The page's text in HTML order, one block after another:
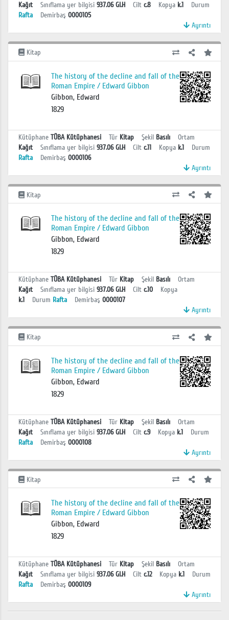
Kağıt
Sınıflama yer bilgisi 937.06 GI.H Cilt c.8 Kopya k.1
Durum
Rafta
Demirbaş 0000105
Ayrıntı
Kitap
The history of the decline and fall of the
Roman Empire / Edward Gibbon
Gibbon, Edward
1829
Kütüphane TÜBA Kütüphanesi Tür Kitap Şekil Basılı
Ortam
Kağıt
Sınıflama yer bilgisi 937.06 GI.H Cilt c.11 Kopya k.1
Durum
Rafta
Demirbaş 0000106
Ayrıntı
Kitap
The history of the decline and fall of the
Roman Empire / Edward Gibbon
Gibbon, Edward
1829
Kütüphane TÜBA Kütüphanesi Tür Kitap Şekil Basılı
Ortam
Kağıt
Sınıflama yer bilgisi 937.06 GI.H Cilt c.10
Kopya
k.1
Durum Rafta Demirbaş 0000107
Ayrıntı
Kitap
The history of the decline and fall of the
Roman Empire / Edward Gibbon
Gibbon, Edward
1829
Kütüphane TÜBA Kütüphanesi Tür Kitap Şekil Basılı
Ortam
Kağıt
Sınıflama yer bilgisi 937.06 GI.H Cilt c.9 Kopya k.1
Durum
Rafta
Demirbaş 0000108
Ayrıntı
Kitap
The history of the decline and fall of the
Roman Empire / Edward Gibbon
Gibbon, Edward
1829
Kütüphane TÜBA Kütüphanesi Tür Kitap Şekil Basılı
Ortam
Kağıt
Sınıflama yer bilgisi 937.06 GI.H Cilt c.12 Kopya k.1
Durum
Rafta
Demirbaş 0000109
Ayrıntı